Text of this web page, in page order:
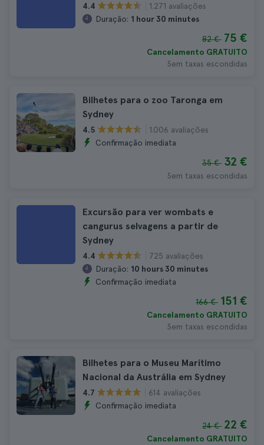
4.4
1.271 avaliações
Duração: 1 hour 30 minutes
82 € 75 €
Cancelamento GRATUITO
Sem taxas escondidas
Bilhetes para o zoo Taronga em
Sydney
4.5
1.006 avaliações
Confirmação imediata
35 € 32 €
Sem taxas escondidas
Excursão para ver wombats e
cangurus selvagens a partir de
Sydney
4.4
725 avaliações
Duração: 10 hours 30 minutes
Confirmação imediata
166 € 151 €
Cancelamento GRATUITO
Sem taxas escondidas
Bilhetes para o Museu Marítimo
Nacional da Austrália em Sydney
4.7
614 avaliações
Confirmação imediata
24 € 22 €
Cancelamento GRATUITO